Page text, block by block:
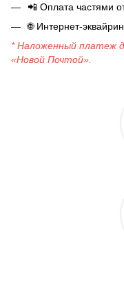
📲 Оплата частями
🌐Интернет-
* Наложенный платеж
«Новой Почтой».